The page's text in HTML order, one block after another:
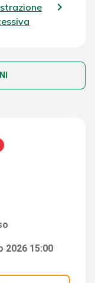
2026 15:00